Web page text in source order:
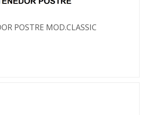
POSTRE MOD.CLASSIC